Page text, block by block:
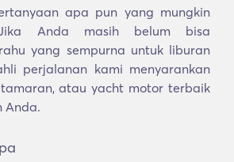
apa pun yang mungkin
Anda masih belum bisa
yang sempurna untuk liburan
perjalanan kami menyarankan
atau yacht motor terbaik
Anda.